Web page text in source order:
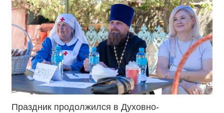
Праздник продолжился в Духовно-